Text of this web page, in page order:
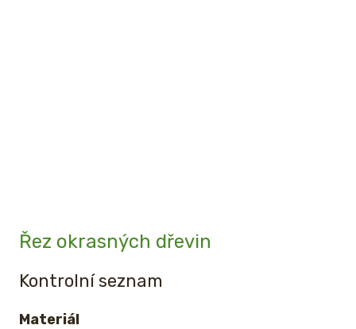
Řez okrasných dřevin
Kontrolní seznam
Materiál